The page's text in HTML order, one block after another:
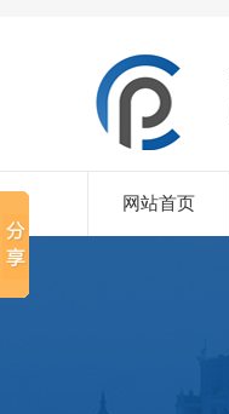
网站首页